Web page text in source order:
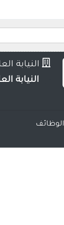
النيابة
النيابة
الوظائف